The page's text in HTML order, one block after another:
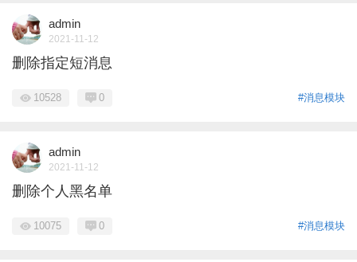
admin
2021-11-12
删除指定短消息
#消息模块
10528 0
admin
2021-11-12
删除个人黑名单
#消息模块
10075 0